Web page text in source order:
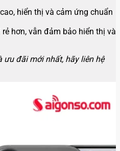
hiển thị và cảm ứng chuẩn
rẻ hơn, vẫn đảm bảo hiển thị và
ưu đãi mới nhất, hãy liên hệ